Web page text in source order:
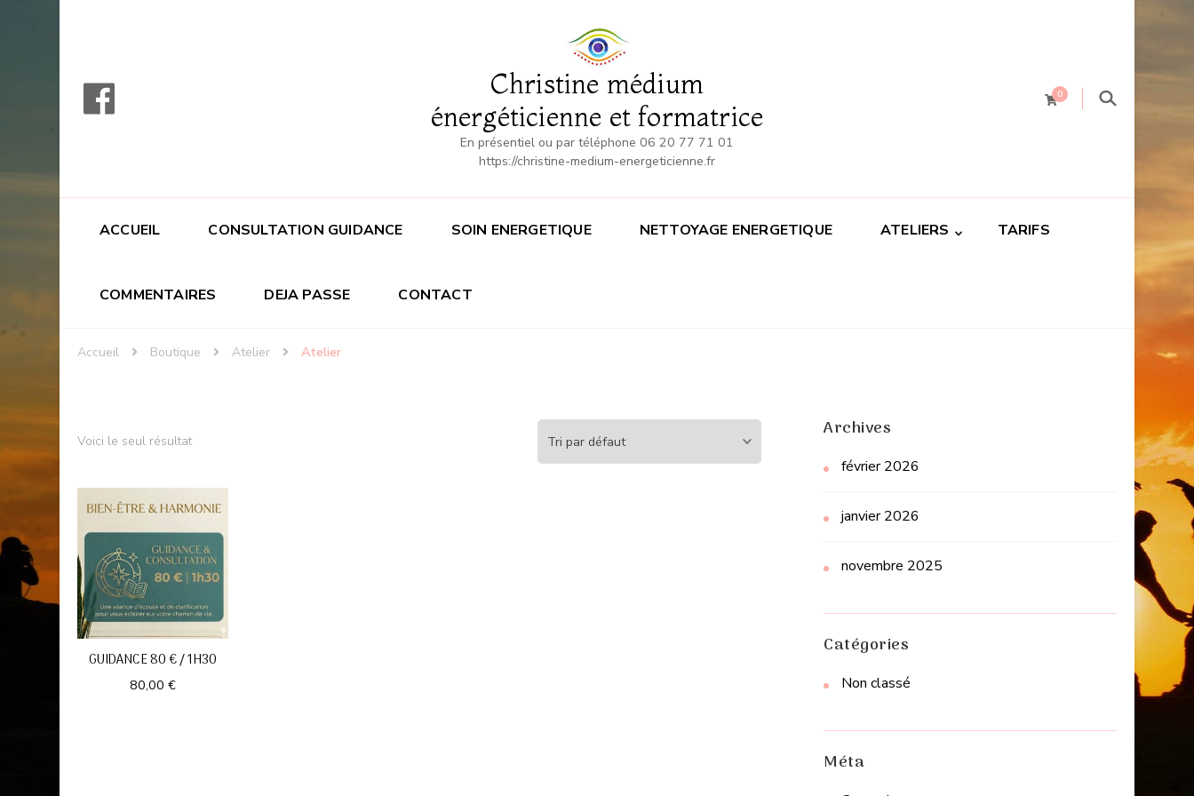
Christine médium
énergéticienne et formatrice
En présentiel ou par téléphone 06 20 77 71 01
https://christine-medium-energeticienne.fr
0
ACCUEIL CONSULTATION GUIDANCE SOIN ENERGETIQUE NETTOYAGE ENERGETIQUE ATELIERS TARIFS
COMMENTAIRES DEJA PASSE CONTACT
Accueil Boutique Atelier Atelier
Voici le seul résultat
GUIDANCE 80 € / 1H30
80,00 €
Archives
février 2026
janvier 2026
novembre 2025
Catégories
Non classé
Méta